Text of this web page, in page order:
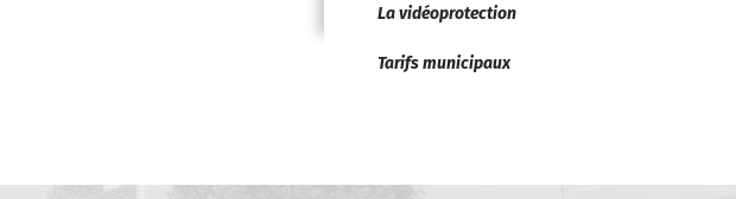
La vidéoprotection
Tarifs municipaux